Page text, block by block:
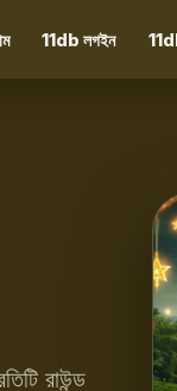
11db লগইন
রাউন্ড